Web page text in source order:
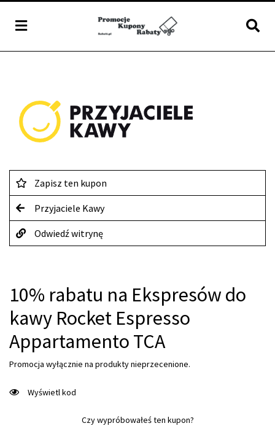
Zapisz ten kupon
Przyjaciele Kawy
Odwiedź witrynę
10% rabatu na Ekspresów do
kawy Rocket Espresso
Appartamento TCA
Promocja wyłącznie na produkty nieprzecenione.
Wyświetl kod
Czy wypróbowałeś ten kupon?